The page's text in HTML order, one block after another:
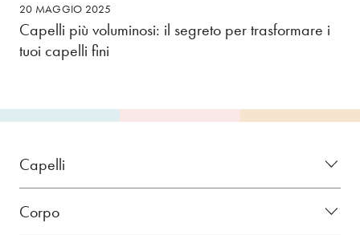
20 MAGGIO 2025
Capelli più voluminosi: il segreto per trasformare i
tuoi capelli fini
Capelli
Corpo